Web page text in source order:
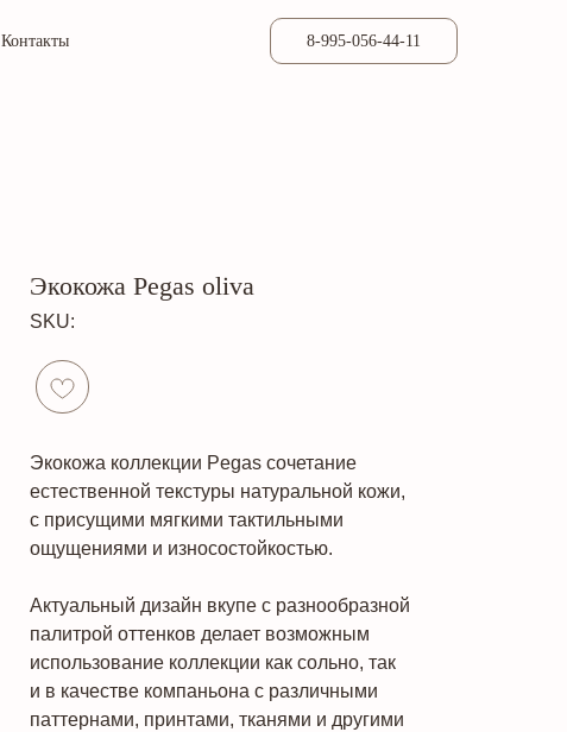
Контакты 8-995-056-44-11
Экокожа Pegas oliva
SKU:
Экокожа коллекции Pegas сочетание
естественной текстуры натуральной кожи,
с присущими мягкими тактильными
ощущениями и износостойкостью.
Актуальный дизайн вкупе с разнообразной
палитрой оттенков делает возможным
использование коллекции как сольно, так
и в качестве компаньона с различными
паттернами, принтами, тканями и другими